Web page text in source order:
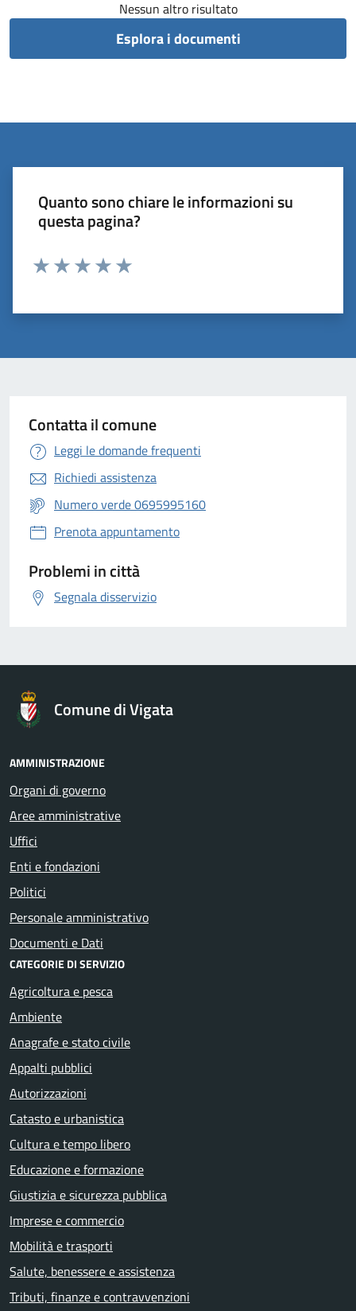
Nessun altro risultato
Esplora i documenti
Quanto sono chiare le informazioni su
questa pagina?
Contatta il comune
Leggi le domande frequenti
Richiedi assistenza
Numero verde 0695995160
Prenota appuntamento
Problemi in città
Segnala disservizio
Comune di Vigata
AMMINISTRAZIONE
Organi di governo
Aree amministrative
Uffici
Enti e fondazioni
Politici
Personale amministrativo
Documenti e Dati
CATEGORIE DI SERVIZIO
Agricoltura e pesca
Ambiente
Anagrafe e stato civile
Appalti pubblici
Autorizzazioni
Catasto e urbanistica
Cultura e tempo libero
Educazione e formazione
Giustizia e sicurezza pubblica
Imprese e commercio
Mobilità e trasporti
Salute, benessere e assistenza
Tributi, finanze e contravvenzioni